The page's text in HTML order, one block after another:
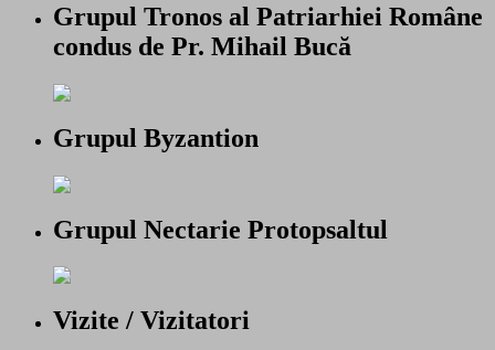
Grupul Tronos al Patriarhiei Române
condus de Pr. Mihail Bucă
Grupul Byzantion
Grupul Nectarie Protopsaltul
Vizite / Vizitatori